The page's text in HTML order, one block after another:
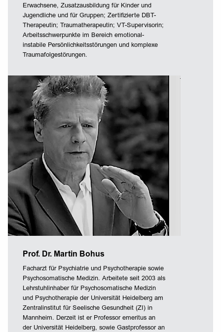
Erwachsene, Zusatzausbildung für Kinder und
Jugendliche und für Gruppen; Zertifizierte DBT-
Therapeutin; Traumatherapeutin; VT-Supervisorin;
Arbeitsschwerpunkte im Bereich emotional-
instabile Persönlichkeitsstörungen und komplexe
Traumafolgestörungen.
Prof. Dr. Martin Bohus
Facharzt für Psychiatrie und Psychotherapie sowie
Psychosomatische Medizin. Arbeitete seit 2003 als
Lehrstuhlinhaber für Psychosomatische Medizin
und Psychotherapie der Universität Heidelberg am
Zentralinstitut für Seelische Gesundheit (ZI) in
Mannheim. Derzeit ist er Professor emeritus an
der Universität Heidelberg, sowie Gastprofessor an